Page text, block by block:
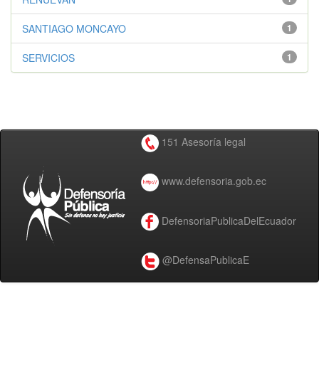
1
SANTIAGO MONCAYO
1
SERVICIOS
151 Asesoría legal
www.defensoria.gob.ec
DefensoriaPublicaDelEcuador
@DefensaPublicaE